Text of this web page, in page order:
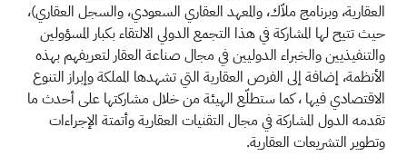
العقارية، وبرنامج ملاّك، والمعهد العقاري السعودي، والسجل العقاري)،
حيث تتيح لها المشاركة في هذا التجمع الدولي الالتقاء بكبار المسؤولين
والتنفيذيين والخبراء الدوليين في مجال صناعة العقار لتعريفهم بهذه
الأنظمة، إضافة إلى الفرص العقارية التي تشهدها المملكة وإبراز التنوع
الاقتصادي فيها ، كما ستطلّع الهيئة من خلال مشاركتها على أحدث ما
تقدمه الدول المشاركة في مجال التقنيات العقارية وأتمتة الإجراءات
وتطوير التشريعات العقارية.